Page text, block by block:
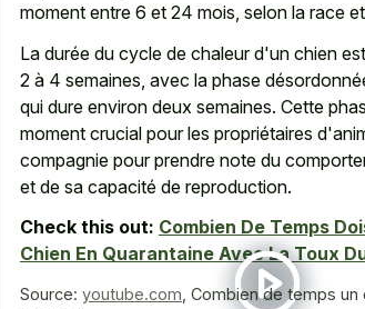
moment entre 6 et 24 mois, selon la race
La durée du cycle de chaleur d'un chien
2 à 4 semaines, avec la phase
qui dure environ deux semaines. Cette
moment crucial pour les propriétaires
compagnie pour prendre note du
et de sa capacité de reproduction.
Check this out: Combien De Temps
Chien En Quarantaine Avec La Toux
Source: youtube.com Combien de temps un